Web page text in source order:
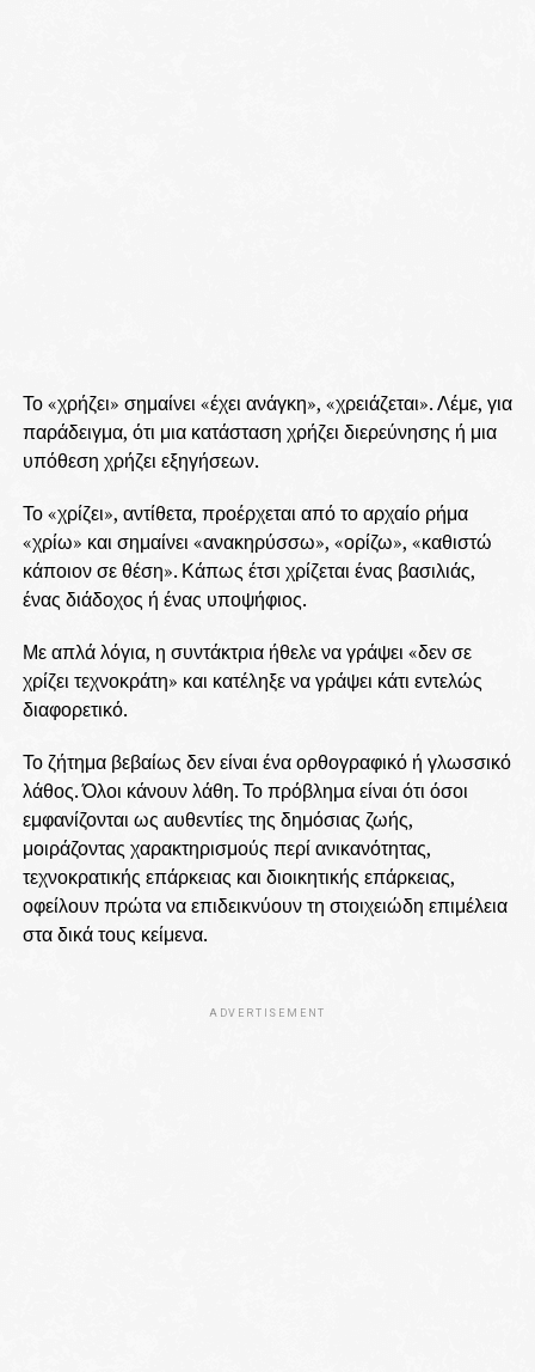
Το «χρήζει» σημαίνει «έχει ανάγκη», «χρειάζεται». Λέμε, για
παράδειγμα, ότι μια κατάσταση χρήζει διερεύνησης ή μια
υπόθεση χρήζει εξηγήσεων.
Το «χρίζει», αντίθετα, προέρχεται από το αρχαίο ρήμα
«χρίω» και σημαίνει «ανακηρύσσω», «ορίζω», «καθιστώ
κάποιον σε θέση». Κάπως έτσι χρίζεται ένας βασιλιάς,
ένας διάδοχος ή ένας υποψήφιος.
Με απλά λόγια, η συντάκτρια ήθελε να γράψει «δεν σε
χρίζει τεχνοκράτη» και κατέληξε να γράψει κάτι εντελώς
διαφορετικό.
Το ζήτημα βεβαίως δεν είναι ένα ορθογραφικό ή γλωσσικό
λάθος. Όλοι κάνουν λάθη. Το πρόβλημα είναι ότι όσοι
εμφανίζονται ως αυθεντίες της δημόσιας ζωής,
μοιράζοντας χαρακτηρισμούς περί ανικανότητας,
τεχνοκρατικής επάρκειας και διοικητικής επάρκειας,
οφείλουν πρώτα να επιδεικνύουν τη στοιχειώδη επιμέλεια
στα δικά τους κείμενα.
ADVERTISEMENT